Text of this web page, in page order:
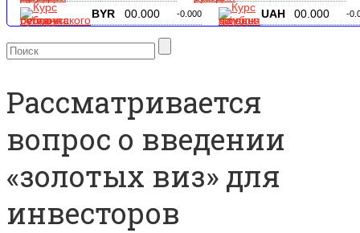
BYR 00.000 -0.000 UAH 00.000 -
Рассматривается
вопрос о введении
«золотых виз» для
инвесторов